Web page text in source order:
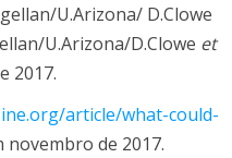
U.Arizona/ D.Clowe
U.Arizona/D.Clowe et
2017.
article/what-could-
novembro de 2017.